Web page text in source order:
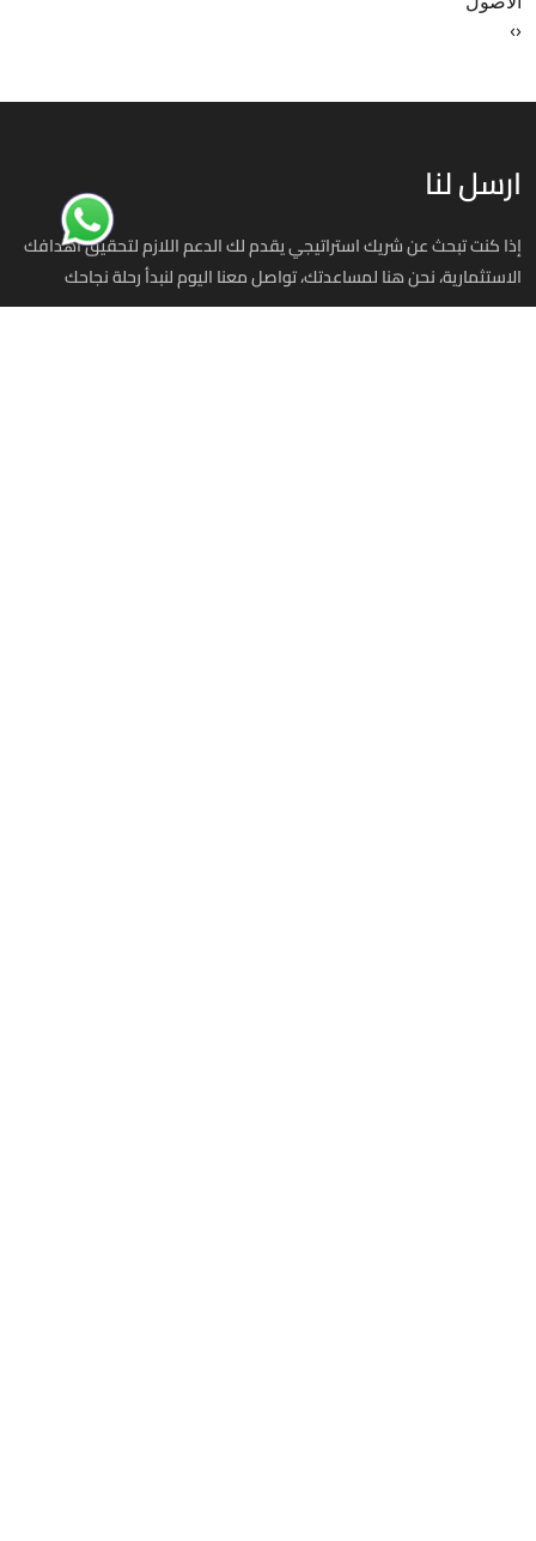
‹
›
ارسل لنا
إذا كنت تبحث عن شريك استراتيجي يقدم لك الدعم اللازم لتحقيق أهدافك
الاستثمارية، نحن هنا لمساعدتك، تواصل معنا اليوم لنبدأ رحلة نجاحك